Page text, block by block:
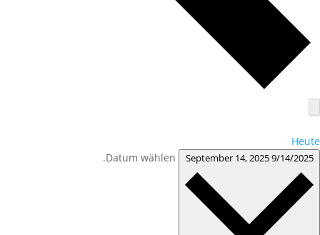
Heute
9/14/2025
September 14, 2025
Datum wählen.